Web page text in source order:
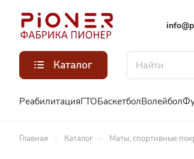
Каталог
РеабилитацияГТОБаскетболВолейбол
Главная – Каталог – Маты, спортивные